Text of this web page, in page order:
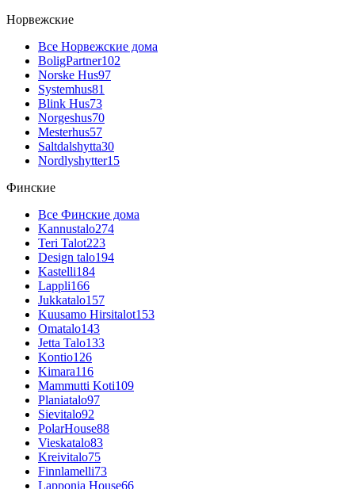
Норвежские
Все Норвежские дома
BoligPartner102
Norske Hus97
Systemhus81
Blink Hus73
Norgeshus70
Mesterhus57
Saltdalshytta30
Nordlyshytter15
Финские
Все Финские дома
Kannustalo274
Teri Talot223
Design talo194
Kastelli184
Lappli166
Jukkatalo157
Kuusamo Hirsitalot153
Omatalo143
Jetta Talo133
Kontio126
Kimara116
Mammutti Koti109
Planiatalo97
Sievitalo92
PolarHouse88
Vieskatalo83
Kreivitalo75
Finnlamelli73
Lapponia House66